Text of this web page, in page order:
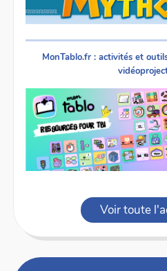
MonTablo.fr : activités et
Voir toute